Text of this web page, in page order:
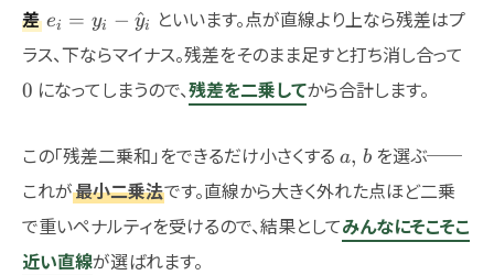
差 e_i = y_i
\hat{y}_i
ei = yi − y
^i
といいます。点が直線より上なら残差はプ
ラス、下ならマイナス。残差をそのまま足すと打ち消し合って
0 になってしまうので、残差を二乗してから合計します。
この「残差二乗和」をできるだけ小さくする a,\,b
a, b を選ぶ──
これが最小二乗法です。直線から大きく外れた点ほど二乗
で重いペナルティを受けるので、結果としてみんなにそこそこ
近い直線が選ばれます。